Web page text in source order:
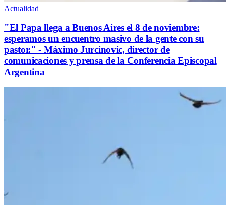
Actualidad
"El Papa llega a Buenos Aires el 8 de noviembre:
esperamos un encuentro masivo de la gente con su
pastor." - Máximo Jurcinovic, director de
comunicaciones y prensa de la Conferencia Episcopal
Argentina